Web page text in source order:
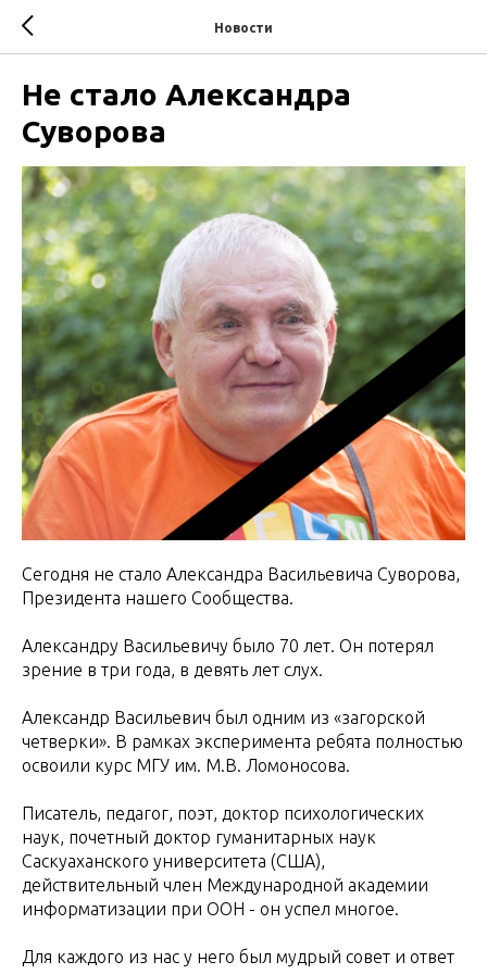
Новости
Не стало Александра
Суворова
Сегодня не стало Александра Васильевича Суворова,
Президента нашего Сообщества.
Александру Васильевичу было 70 лет. Он потерял
зрение в три года, в девять лет слух.
Александр Васильевич был одним из «загорской
четверки». В рамках эксперимента ребята полностью
освоили курс МГУ им. М.В. Ломоносова.
Писатель, педагог, поэт, доктор психологических
наук, почетный доктор гуманитарных наук
Саскуаханского университета (США),
действительный член Международной академии
информатизации при ООН - он успел многое.
Для каждого из нас у него был мудрый совет и ответ